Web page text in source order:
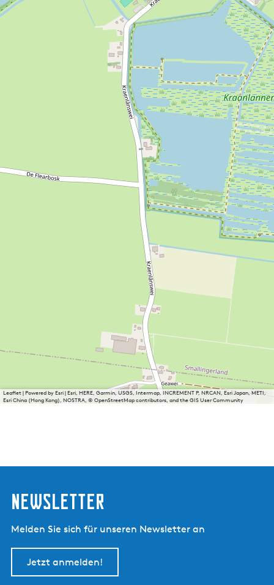
Leaflet|Powered by Esri | Esri, HERE, Garmin, USGS, Intermap, INCREMENT P, NRCAN, Esri Japan, METI,
Esri China (Hong Kong), NOSTRA, © OpenStreetMap contributors, and the GIS User Community
Newsletter
Melden Sie sich für unseren Newsletter an
Jetzt anmelden!